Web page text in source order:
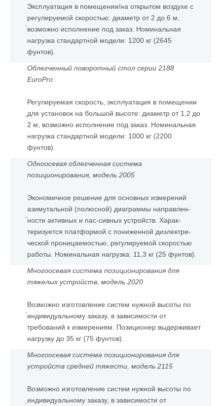
Эксплуатация в помещении/на открытом воздухе с
регулируемой скоростью: диаметр от 2 до 6 м,
возможно исполнение под заказ. Номинальная
нагрузка стандартной модели: 1200 кг (2645
фунтов).
Облегченный поворотный стол серии 2188
EuroPro
Регулируемая скорость, эксплуатация в помещении
для установок на большой высоте: диаметр от 1,2 до
2 м, возможно исполнение под заказ. Номинальная
нагрузка стандартной модели: 1000 кг (2200
фунтов).
Одноосевая облегченная система
позиционирования, модель 2005
Экономичное решение для основных измерений
азимутальной (полюсной) диаграммы направлен-
ности активных и пас-сивных устройств. Харак-
теризуется платформой с пониженной диэлектри-
ческой проницаемостью, регулируемой скоростью
работы. Номинальная нагрузка: 11,3 кг (25 фунтов).
Многоосевая система позиционирования для
тяжелых устройств, модель 2020
Возможно изготовление систем нужной высоты по
индивидуальному заказу, в зависимости от
требований к измерениям. Позиционер выдерживает
нагрузку до 35 кг (75 фунтов).
Многоосевая система позиционирования для
устройств средней тяжести, модель 2115
Возможно изготовление систем нужной высоты по
индивидуальному заказу, в зависимости от